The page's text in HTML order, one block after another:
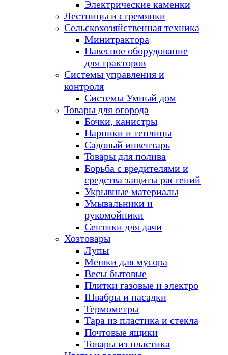
Электрические каменки
Лестницы и стремянки
Сельскохозяйственная техника
Минитрактора
Навесное оборудование
для тракторов
Системы управления и
контроля
Системы Умный дом
Товары для огорода
Бочки, канистры
Парники и теплицы
Садовый инвентарь
Товары для полива
Борьба с вредителями и
средства защиты растений
Укрывные материалы
Умывальники и
рукомойники
Септики для дачи
Хозтовары
Лупы
Мешки для мусора
Весы бытовые
Плитки газовые и электро
Швабры и насадки
Термометры
Тара из пластика и стекла
Почтовые ящики
Товары из пластика